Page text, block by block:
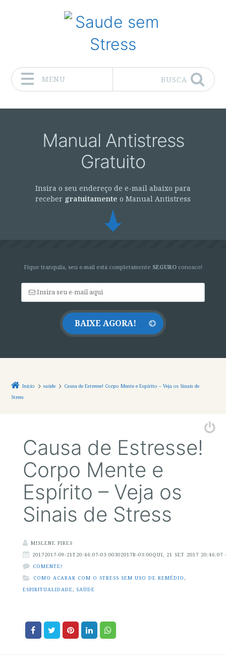
MENU BUSCA
Manual Antistress
Gratuito
Insira o seu endereço de e-mail abaixo para
receber gratuitamente o Manual Antistress
Fique tranquila, seu e-mail está completamente SEGURO conosco!
Início saúde
Causa de Estresse! Corpo Mente e Espírito – Veja os Sinais de
Stress
Causa de Estresse!
Corpo Mente e
Espírito – Veja os
Sinais de Stress
MISLENE PIRES
20172017-09-21T20:46:07-03:00302017B-03:00QUI, 21 SET 2017 20:46:07
COMENTE!
COMO ACABAR COM O STRESS SEM USO DE REMÉDIO
ESPIRITUALIDADE
SAÚDE